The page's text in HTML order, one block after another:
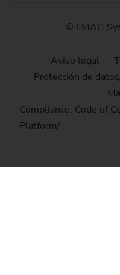
© EMAG
Aviso legal
Protección de datos
Compliance, Code of
Platform